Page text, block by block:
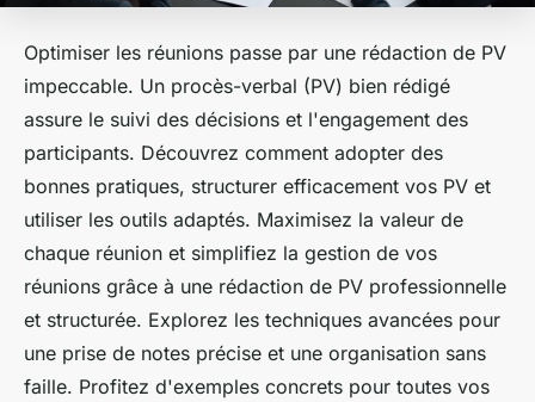
Optimiser les réunions passe par une rédaction de PV
impeccable. Un procès-verbal (PV) bien rédigé
assure le suivi des décisions et l'engagement des
participants. Découvrez comment adopter des
bonnes pratiques, structurer efficacement vos PV et
utiliser les outils adaptés. Maximisez la valeur de
chaque réunion et simplifiez la gestion de vos
réunions grâce à une rédaction de PV professionnelle
et structurée. Explorez les techniques avancées pour
une prise de notes précise et une organisation sans
faille. Profitez d'exemples concrets pour toutes vos